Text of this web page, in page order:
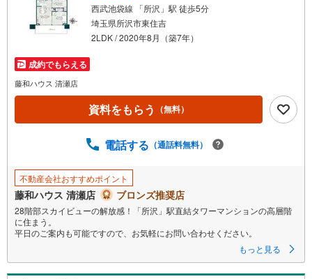
西武池袋線 「所沢」駅 徒歩5分
埼玉県所沢市東住吉
2LDK / 2020年8月（築7年）
成約でもらえる
藤和ハウス 清瀬店
資料をもらう （無料）
電話する （通話料無料）
不動産会社おすすめポイント
藤和ハウス 清瀬店 ブロンズ推奨店
28階部スカイビューの解放感！「所沢」駅直結タワーマンションの高層階
に住まう。
平日のご案内も可能ですので、お気軽にお問い合わせください。
もっと見る